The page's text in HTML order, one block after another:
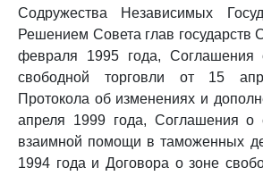
Содружества Независимых
Решением Совета глав государств
февраля 1995 года, Соглашения
свободной торговли от 15
Протокола об изменениях и
апреля 1999 года, Соглашения о
взаимной помощи в таможенных
1994 года и Договора о зоне